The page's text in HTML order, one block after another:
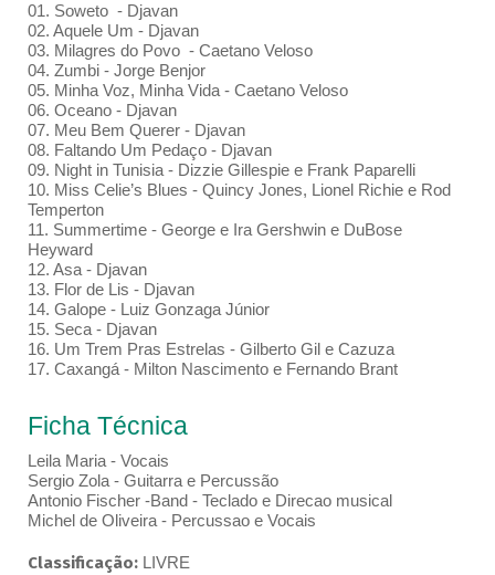
01. Soweto - Djavan
02. Aquele Um - Djavan
03. Milagres do Povo - Caetano Veloso
04. Zumbi - Jorge Benjor
05. Minha Voz, Minha Vida - Caetano Veloso
06. Oceano - Djavan
07. Meu Bem Querer - Djavan
08. Faltando Um Pedaço - Djavan
09. Night in Tunisia - Dizzie Gillespie e Frank Paparelli
10. Miss Celie’s Blues - Quincy Jones, Lionel Richie e Rod
Temperton
11. Summertime - George e Ira Gershwin e DuBose
Heyward
12. Asa - Djavan
13. Flor de Lis - Djavan
14. Galope - Luiz Gonzaga Júnior
15. Seca - Djavan
16. Um Trem Pras Estrelas - Gilberto Gil e Cazuza
17. Caxangá - Milton Nascimento e Fernando Brant
Ficha Técnica
Leila Maria - Vocais
Sergio Zola - Guitarra e Percussão
Antonio Fischer -Band - Teclado e Direcao musical
Michel de Oliveira - Percussao e Vocais
Classificação: LIVRE